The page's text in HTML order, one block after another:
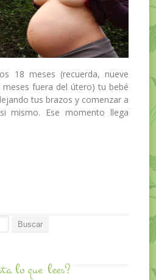
18 meses (recuerda, nueve
fuera del útero) tu bebé
tus brazos y comenzar a
mismo. Ese momento llega
lo que lees?